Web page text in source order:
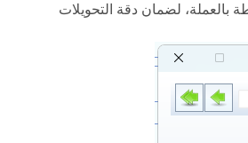
بالعملة، لضمان دقة التحويلات